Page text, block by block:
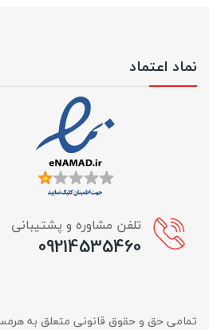
نماد اعتماد
تلفن مشاوره و پشتیبانی
09214535460
تمامی حق و حقوق قانونی متعلق به